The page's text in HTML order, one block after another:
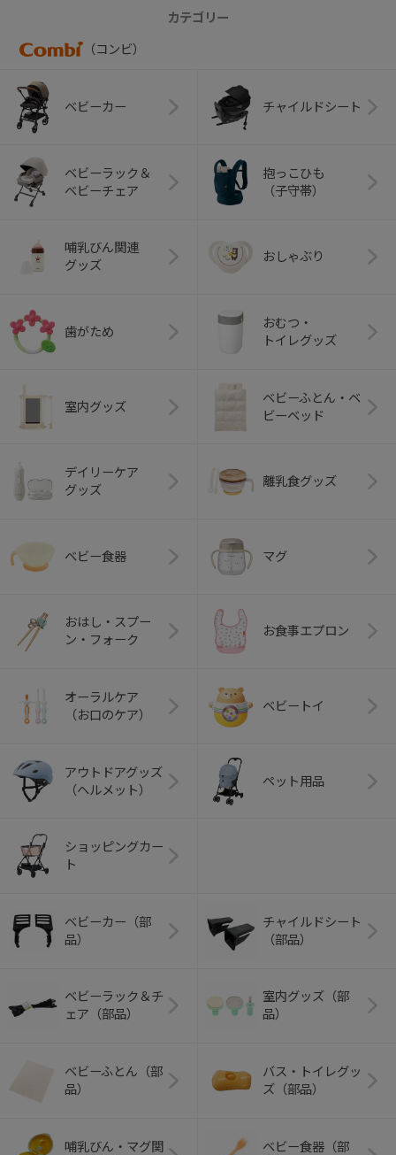
カテゴリー
（コンビ）
ベビーカー チャイルドシート
ベビーラック＆
ベビーチェア
抱っこひも
（子守帯）
哺乳びん関連
グッズ
おしゃぶり
歯がため
おむつ・
トイレグッズ
室内グッズ
ベビーふとん・ベ
ビーベッド
デイリーケア
グッズ
離乳食グッズ
ベビー食器 マグ
おはし・スプー
ン・フォーク
お食事エプロン
オーラルケア
（お口のケア）
ベビートイ
アウトドアグッズ
（ヘルメット）
ペット用品
ショッピングカー
ト
ベビーカー（部
品）
チャイルドシート
（部品）
ベビーラック＆チ
ェア（部品）
室内グッズ（部
品）
ベビーふとん（部
品）
バス・トイレグッ
ズ（部品）
哺乳びん・マグ関
ベビー食器（部